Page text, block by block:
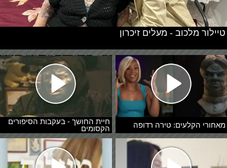
מאחורי הקלעים: טירה רדופה
חיית החושך - בעקבות הסיפורים
הקסומים
טיילור מלכוב - מעלים זיכרון